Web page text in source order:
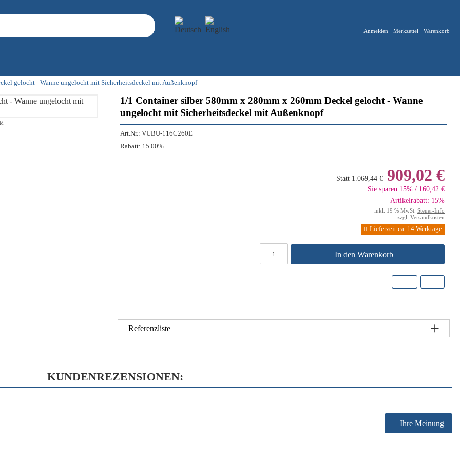
Anmelden Merkzettel Warenkorb
gelocht - Wanne ungelocht mit Sicherheitsdeckel mit Außenknopf
1/1 Container silber 580mm x 280mm x 260mm Deckel gelocht - Wanne
ungelocht mit Sicherheitsdeckel mit Außenknopf
Art.Nr.: VUBU-116C260E
Rabatt: 15.00%
Statt 1.069,44 € 909,02 €
Sie sparen 15% / 160,42 €
Artikelrabatt: 15%
inkl. 19 % MwSt. Steuer-Info
zzgl. Versandkosten
Lieferzeit ca. 14 Werktage
In den Warenkorb
Referenzliste
KUNDENREZENSIONEN:
Ihre Meinung